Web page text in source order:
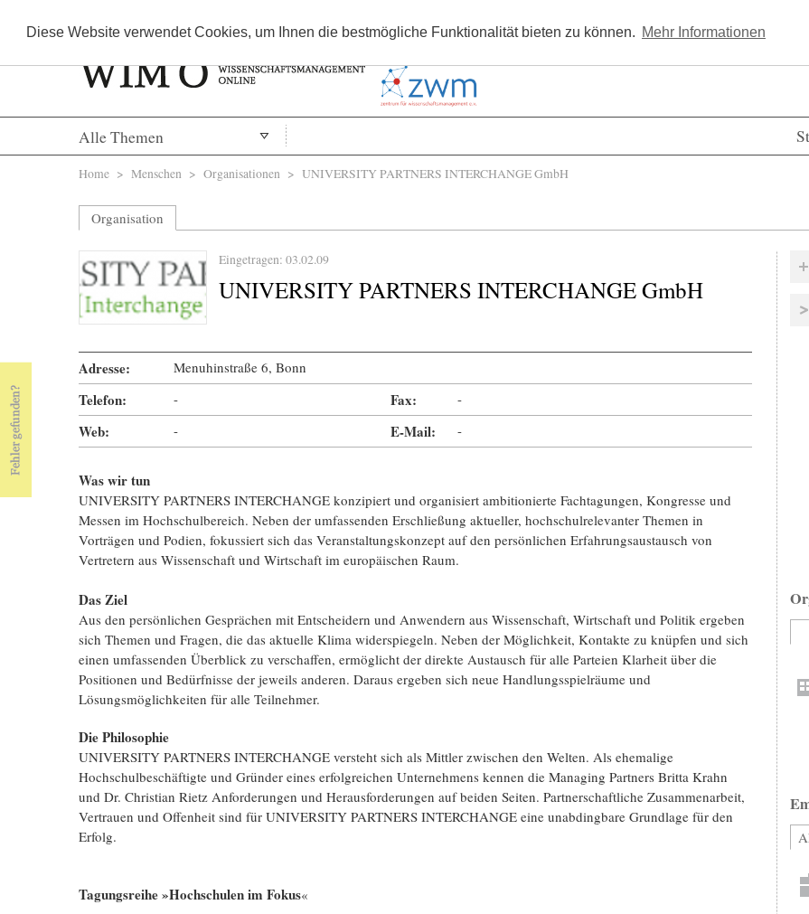
Diese Website verwendet Cookies, um Ihnen die bestmögliche Funktionalität bieten zu können. Mehr Informationen
Kostenlos registrieren
Alle Themen
Sie sind hier
Home > Menschen > Organisationen > UNIVERSITY PARTNERS INTERCHANGE GmbH
Organisation
Eingetragen: 03.02.09
UNIVERSITY PARTNERS INTERCHANGE GmbH
Adresse: Menuhinstraße 6, Bonn
Telefon: - Fax: -
Web: - E-Mail: -
Was wir tun
UNIVERSITY PARTNERS INTERCHANGE konzipiert und organisiert ambitionierte Fachtagungen, Kongresse und
Messen im Hochschulbereich. Neben der umfassenden Erschließung aktueller, hochschulrelevanter Themen in
Vorträgen und Podien, fokussiert sich das Veranstaltungskonzept auf den persönlichen Erfahrungsaustausch von
Vertretern aus Wissenschaft und Wirtschaft im europäischen Raum.
Das Ziel
Aus den persönlichen Gesprächen mit Entscheidern und Anwendern aus Wissenschaft, Wirtschaft und Politik ergeben
sich Themen und Fragen, die das aktuelle Klima widerspiegeln. Neben der Möglichkeit, Kontakte zu knüpfen und sich
einen umfassenden Überblick zu verschaffen, ermöglicht der direkte Austausch für alle Parteien Klarheit über die
Positionen und Bedürfnisse der jeweils anderen. Daraus ergeben sich neue Handlungsspielräume und
Lösungsmöglichkeiten für alle Teilnehmer.
Die Philosophie
UNIVERSITY PARTNERS INTERCHANGE versteht sich als Mittler zwischen den Welten. Als ehemalige
Hochschulbeschäftigte und Gründer eines erfolgreichen Unternehmens kennen die Managing Partners Britta Krahn
und Dr. Christian Rietz Anforderungen und Herausforderungen auf beiden Seiten. Partnerschaftliche Zusammenarbeit,
Vertrauen und Offenheit sind für UNIVERSITY PARTNERS INTERCHANGE eine unabdingbare Grundlage für den
Erfolg.
Tagungsreihe »Hochschulen im Fokus«